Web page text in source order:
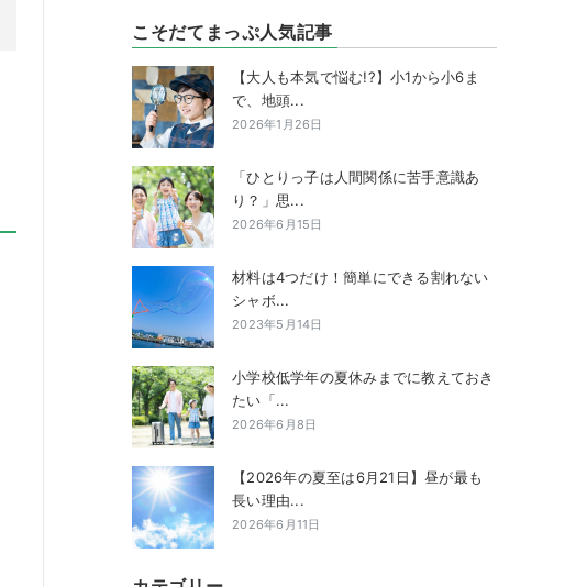
こそだてまっぷ人気記事
【大人も本気で悩む!?】小1から小6ま
で、地頭...
2026年1月26日
「ひとりっ子は人間関係に苦手意識あ
り？」思...
2026年6月15日
材料は4つだけ！簡単にできる割れない
シャボ...
2023年5月14日
小学校低学年の夏休みまでに教えておき
たい「...
2026年6月8日
【2026年の夏至は6月21日】昼が最も
長い理由...
2026年6月11日